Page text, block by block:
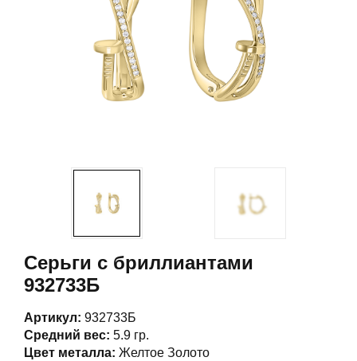
Серьги с бриллиантами
932733Б
Артикул: 932733Б
Средний вес: 5.9 гр.
Цвет металла: Желтое Золото